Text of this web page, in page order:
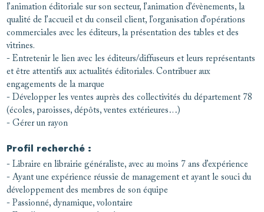
l’animation éditoriale sur son secteur, l’animation d’évènements, la
qualité de l’accueil et du conseil client, l’organisation d’opérations
commerciales avec les éditeurs, la présentation des tables et des
vitrines.
- Entretenir le lien avec les éditeurs/diffuseurs et leurs représentants
et être attentifs aux actualités éditoriales. Contribuer aux
engagements de la marque
- Développer les ventes auprès des collectivités du département 78
(écoles, paroisses, dépôts, ventes extérieures…)
- Gérer un rayon
Profil recherché :
- Libraire en librairie généraliste, avec au moins 7 ans d’expérience
- Ayant une expérience réussie de management et ayant le souci du
développement des membres de son équipe
- Passionné, dynamique, volontaire